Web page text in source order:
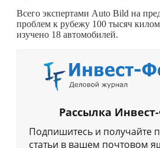
Всего экспертами Auto Bild на
проблем к рубежу 100 тысяч
изучено 18 автомобилей.
Рассылка
Подпишитесь и получайте
статьи в вашем почтовом